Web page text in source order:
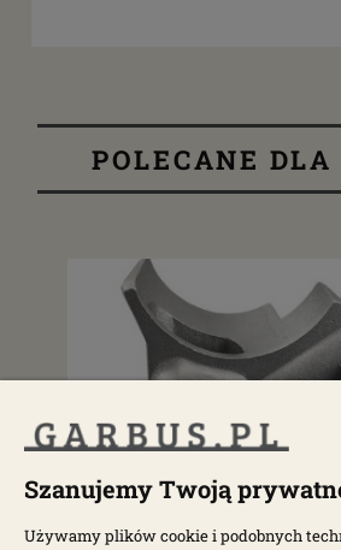
POLECANE DLA
dostępne: 22 szt.
Szanujemy Twoją
Używamy plików cookie i podobnych